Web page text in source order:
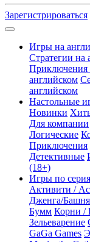
Зарегистрироваться
Игры на
Стратегии на
Приключения
английском
английском
Настольные
Новинки
Для компании
Логические
Приключения
Детективные
(18+)
Игры по
Активити /
Дженга/Башня
Бумм Корни /
Зельеварение
GaGa Games